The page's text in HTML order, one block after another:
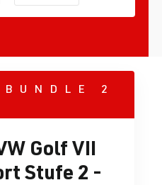
BUNDLE 2
Golf VII
Stufe 2 -